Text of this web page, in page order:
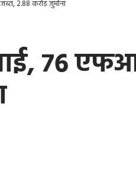
2.88 करोड़ जुर्माना
76